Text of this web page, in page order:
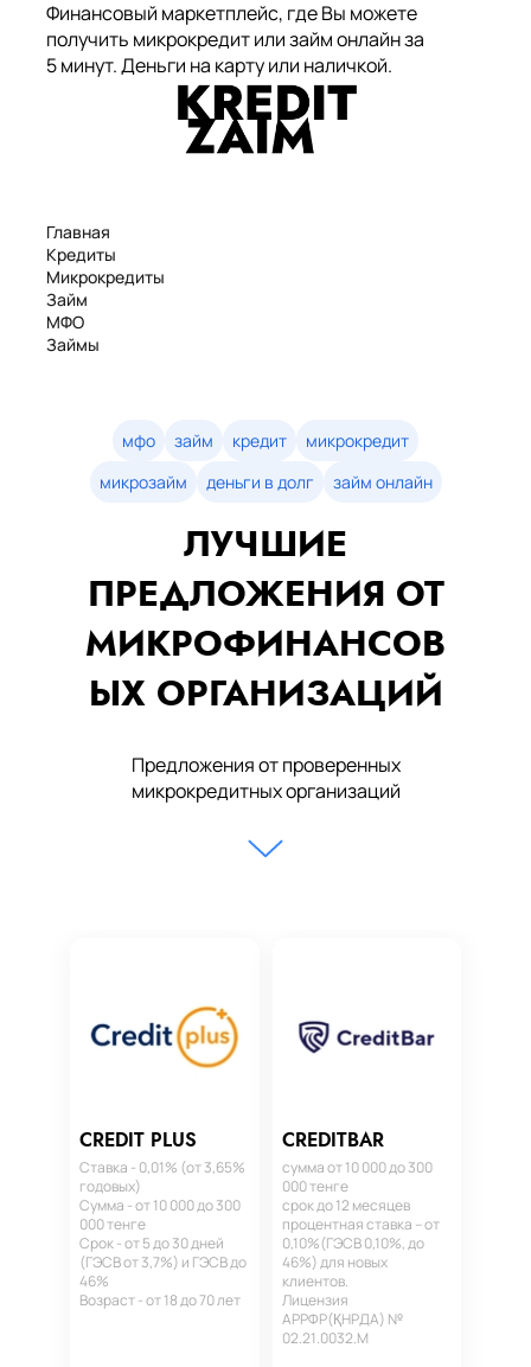
Финансовый маркетплейс, где Вы можете
получить микрокредит или займ онлайн за
5 минут. Деньги на карту или наличкой.
Главная
Кредиты
Микрокредиты
Займ
МФО
Займы
Займы онлайн
Денежные кредиты
мфо займ кредит
микрокредит
микрозайм
деньги в долг займ онлайн
ЛУЧШИЕ
ПРЕДЛОЖЕНИЯ ОТ
МИКРОФИНАНСОВ
ЫХ ОРГАНИЗАЦИЙ
Предложения от проверенных
микрокредитных организаций
CREDIT PLUS
Ставка - 0,01% (от 3,65%
годовых)
Сумма - от 10 000 до 300
000 тенге
Срок - от 5 до 30 дней
(ГЭСВ от 3,7%) и ГЭСВ до
46%
Возраст - от 18 до 70 лет
CREDITBAR
сумма от 10 000 до 300
000 тенге
срок до 12 месяцев
процентная ставка – от
0,10%(ГЭСВ 0,10%, до
46%) для новых
клиентов.
Лицензия
АРРФР(ҚНРДА) №
02.21.0032.М